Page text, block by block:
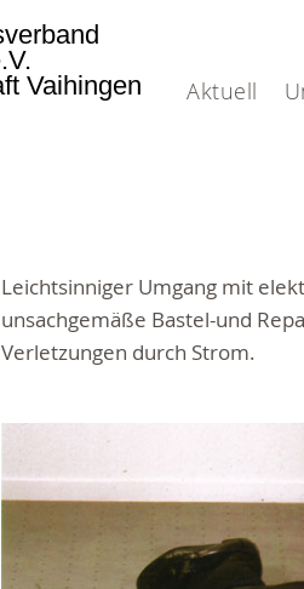
Aktuell
Vaihingen
Leichtsinniger Umgang mit
unsachgemäße Bastel-und
Verletzungen durch Strom.